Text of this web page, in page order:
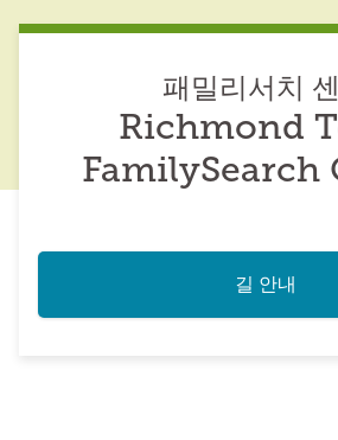
패밀리서치
Richmond
FamilySearch
길 안내